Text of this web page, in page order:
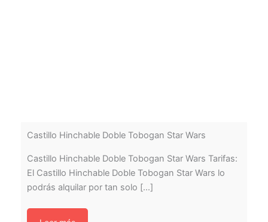
Castillo Hinchable Doble Tobogan Star Wars
Castillo Hinchable Doble Tobogan Star Wars Tarifas:
El Castillo Hinchable Doble Tobogan Star Wars lo
podrás alquilar por tan solo [...]